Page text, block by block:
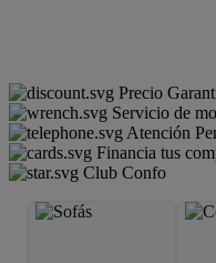
Precio
Servicio de
Atención
Financia tus
Club Confo